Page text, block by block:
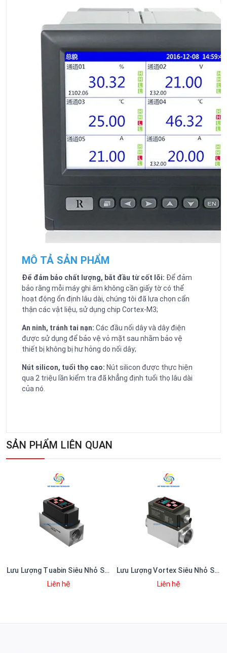
MÔ TẢ SẢN PHẨM
Để đảm bảo chất lượng, bắt đầu từ cốt lõi: Để đảm
bảo rằng mỗi máy ghi âm không cần giấy tờ có thể
hoạt động ổn định lâu dài, chúng tôi đã lựa chọn cẩn
thận các vật liệu, sử dụng chip Cortex-M3;
An ninh, tránh tai nạn: Các đầu nối dây và dây điện
được sử dụng để bảo vệ vỏ mặt sau nhằm bảo vệ
thiết bị không bị hư hỏng do nối dây;
Nút silicon, tuổi thọ cao: Nút silicon được thực hiện
qua 2 triệu lần kiểm tra đã khẳng định tuổi thọ lâu dài
của nó.
SẢN PHẨM LIÊN QUAN
Lưu Lượng Tuabin Siêu Nhỏ SUP-FLM200
Liên hệ
Lưu Lượng Vortex Siêu Nhỏ SUP-FVM200
Liên hệ